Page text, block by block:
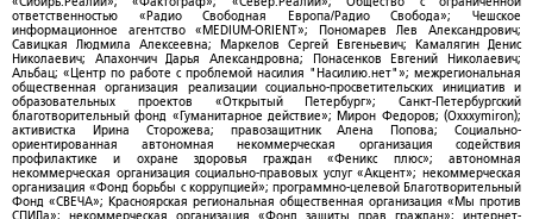
ответственностью «Радио Свободная Европа/Радио Свобода»; Чешское
информационное агентство «MEDIUM-ORIENT»; Пономарев Лев Александрович;
Савицкая Людмила Алексеевна; Маркелов Сергей Евгеньевич; Камалягин Денис
Николаевич; Апахончич Дарья Александровна; Понасенков Евгений Николаевич;
Альбац; «Центр по работе с проблемой насилия "Насилию.нет"»; межрегиональная
общественная организация реализации социально-просветительских инициатив и
образовательных проектов «Открытый Петербург»; Санкт-Петербургский
благотворительный фонд «Гуманитарное действие»; Мирон Федоров; (Oxxxymiron);
активистка Ирина Сторожева; правозащитник Алена Попова; Социально-
ориентированная автономная некоммерческая организация содействия
профилактике и охране здоровья граждан «Феникс плюс»; автономная
некоммерческая организация социально-правовых услуг «Акцент»; некоммерческая
организация «Фонд борьбы с коррупцией»; программно-целевой Благотворительный
Фонд «СВЕЧА»; Красноярская региональная общественная организация «Мы против
СПИДа»; некоммерческая организация «Фонд защиты прав граждан»; интернет-